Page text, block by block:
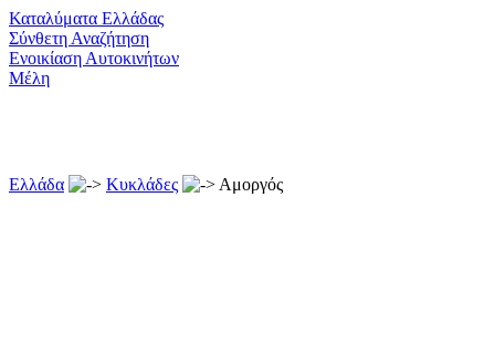
Καταλύματα Ελλάδας
Σύνθετη Αναζήτηση
Ενοικίαση Αυτοκινήτων
Μέλη
Ελλάδα Κυκλάδες Αμοργός